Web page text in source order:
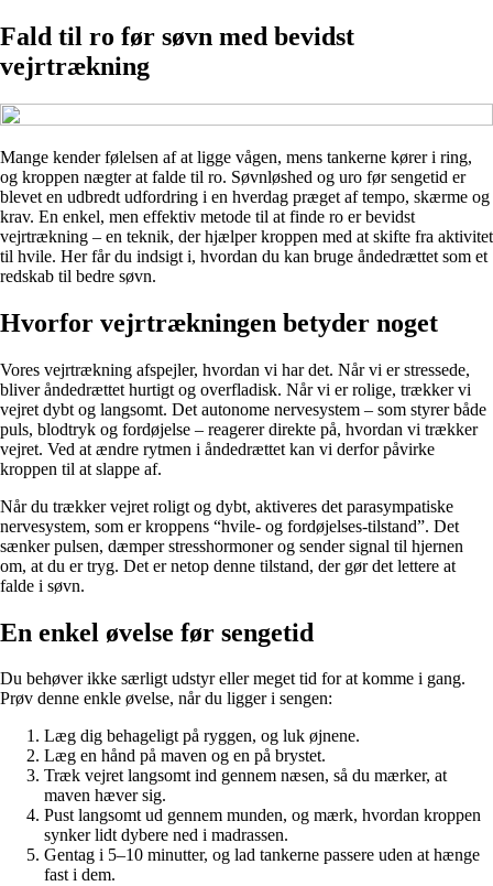
Fald til ro før søvn med bevidst
vejrtrækning
Mange kender følelsen af at ligge vågen, mens tankerne kører i ring,
og kroppen nægter at falde til ro. Søvnløshed og uro før sengetid er
blevet en udbredt udfordring i en hverdag præget af tempo, skærme og
krav. En enkel, men effektiv metode til at finde ro er bevidst
vejrtrækning – en teknik, der hjælper kroppen med at skifte fra aktivitet
til hvile. Her får du indsigt i, hvordan du kan bruge åndedrættet som et
redskab til bedre søvn.
Hvorfor vejrtrækningen betyder noget
Vores vejrtrækning afspejler, hvordan vi har det. Når vi er stressede,
bliver åndedrættet hurtigt og overfladisk. Når vi er rolige, trækker vi
vejret dybt og langsomt. Det autonome nervesystem – som styrer både
puls, blodtryk og fordøjelse – reagerer direkte på, hvordan vi trækker
vejret. Ved at ændre rytmen i åndedrættet kan vi derfor påvirke
kroppen til at slappe af.
Når du trækker vejret roligt og dybt, aktiveres det parasympatiske
nervesystem, som er kroppens “hvile- og fordøjelses-tilstand”. Det
sænker pulsen, dæmper stresshormoner og sender signal til hjernen
om, at du er tryg. Det er netop denne tilstand, der gør det lettere at
falde i søvn.
En enkel øvelse før sengetid
Du behøver ikke særligt udstyr eller meget tid for at komme i gang.
Prøv denne enkle øvelse, når du ligger i sengen:
Læg dig behageligt på ryggen, og luk øjnene.
Læg en hånd på maven og en på brystet.
Træk vejret langsomt ind gennem næsen, så du mærker, at
maven hæver sig.
Pust langsomt ud gennem munden, og mærk, hvordan kroppen
synker lidt dybere ned i madrassen.
Gentag i 5–10 minutter, og lad tankerne passere uden at hænge
fast i dem.